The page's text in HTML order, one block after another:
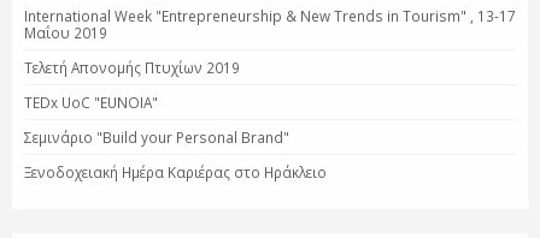
International Week "Entrepreneurship & New Trends in Tourism" , 13-17
Μαΐου 2019
Τελετή Απονομής Πτυχίων 2019
TEDx UoC "EUNOIA"
Σεμινάριο "Βuild your Personal Brand"
Ξενοδοχειακή Ημέρα Καριέρας στο Ηράκλειο